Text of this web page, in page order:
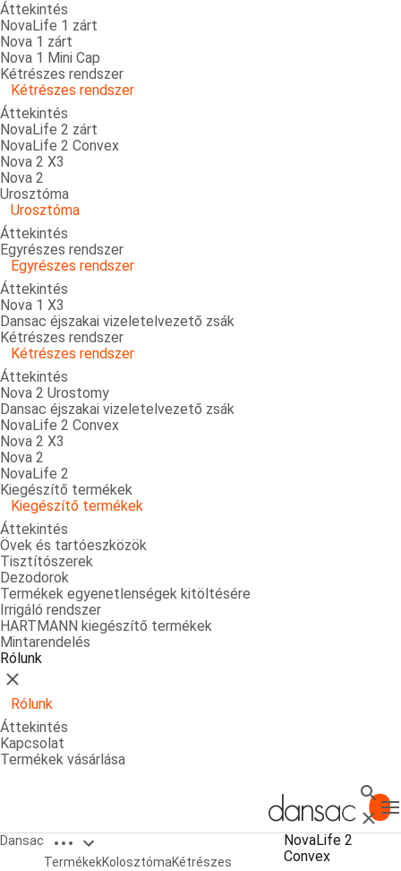
Áttekintés
NovaLife 1 zárt
Nova 1 zárt
Nova 1 Mini Cap
Kétrészes rendszer
Kétrészes rendszer
Áttekintés
NovaLife 2 zárt
NovaLife 2 Convex
Nova 2 X3
Nova 2
Urosztóma
Urosztóma
Áttekintés
Egyrészes rendszer
Egyrészes rendszer
Áttekintés
Nova 1 X3
Dansac éjszakai vizeletelvezető zsák
Kétrészes rendszer
Kétrészes rendszer
Áttekintés
Nova 2 Urostomy
Dansac éjszakai vizeletelvezető zsák
NovaLife 2 Convex
Nova 2 X3
Nova 2
NovaLife 2
Kiegészítő termékek
Kiegészítő termékek
Áttekintés
Övek és tartóeszközök
Tisztítószerek
Dezodorok
Termékek egyenetlenségek kitöltésére
Irrigáló rendszer
HARTMANN kiegészítő termékek
Mintarendelés
Rólunk
Bezárás
Rólunk
Áttekintés
Kapcsolat
Termékek vásárlása
Dansac Open breadcrumbs
TermékekKolosztómaKétrészes
NovaLife 2
Convex
NovaLife 2 Convex